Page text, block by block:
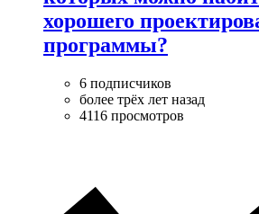
хорошего
программы?
6 подписчиков
более трёх лет назад
4116 просмотров